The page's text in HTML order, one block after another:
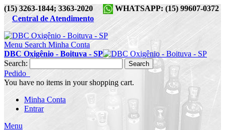
(15) 3263-1844; 3363-2020
WHATSAPP: (15) 99607-0372
Central de Atendimento
Menu Search Minha Conta
DBC Oxigênio - Boituva - SP
Search:
Search
Pedido
You have no items in your shopping cart.
Minha Conta
Entrar
Menu